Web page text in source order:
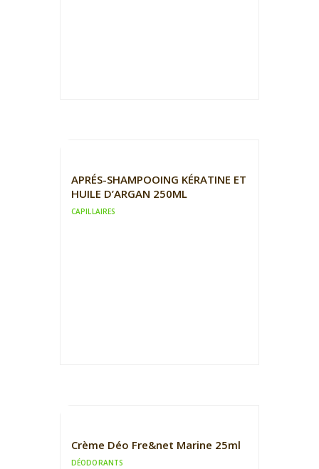
APRÉS-SHAMPOOING KÉRATINE ET
HUILE D’ARGAN 250ML
CAPILLAIRES
Crème Déo Fre&net Marine 25ml
DÉODORANTS